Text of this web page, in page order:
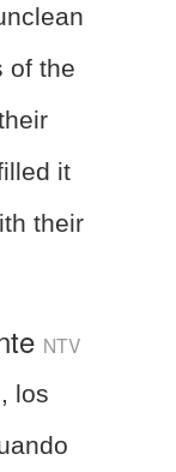
of the
it
their
NTV
los